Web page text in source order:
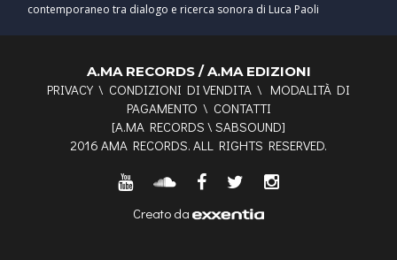
contemporaneo tra dialogo e ricerca sonora di Luca Paoli
A.MA RECORDS / A.MA EDIZIONI
PRIVACY \ CONDIZIONI DI VENDITA \ MODALITÀ DI
PAGAMENTO \ CONTATTI
[A.MA RECORDS \ SABSOUND]
2016 AMA RECORDS. ALL RIGHTS RESERVED.
Creato da